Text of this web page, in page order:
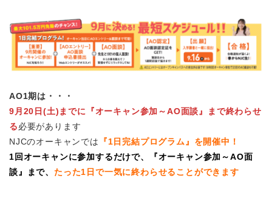
AO1期は・・・
9月20日(土)までに『オーキャン参加～AO面談』まで終わらせ
る必要があります
NJCのオーキャンでは
『1日完結プログラム』を開催中！
1回オーキャンに参加するだけで、『オーキャン参加～AO面
談』まで、 たった1日で一気に終わらせることができます